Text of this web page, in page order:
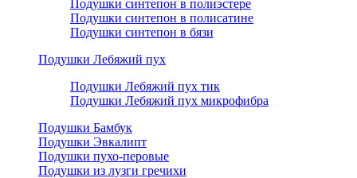
Подушки синтепон в полиэстере
Подушки синтепон в полисатине
Подушки синтепон в бязи
Подушки Лебяжий пух
Подушки Лебяжий пух тик
Подушки Лебяжий пух микрофибра
Подушки Бамбук
Подушки Эвкалипт
Подушки пухо-перовые
Подушки из лузги гречихи